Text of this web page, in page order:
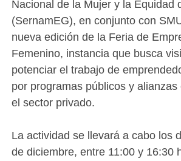
Nacional de la Mujer y la Equidad
(SernamEG), en conjunto con
nueva edición de la Feria de
Femenino, instancia que busca
potenciar el trabajo de
por programas públicos y
el sector privado.
La actividad se llevará a cabo los
de diciembre, entre 11:00 y 16:30